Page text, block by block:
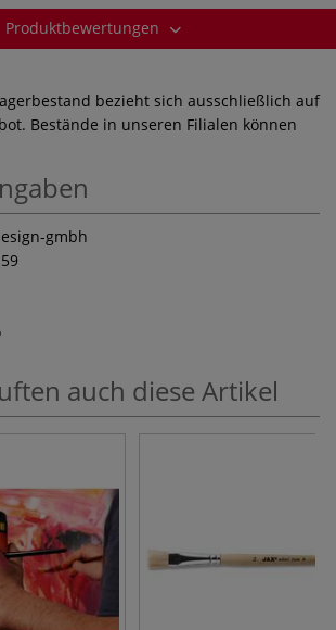
Produktbewertungen
bezieht sich ausschließlich auf
Bestände in unseren Filialen können
gmbh
auch diese Artikel